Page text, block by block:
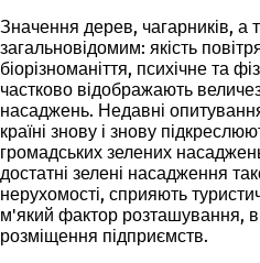
Значення дерев, чагарників, а
загальновідомим: якість
біорізноманіття, психічне та
частково відображають
насаджень. Недавні
країні знову і знову
громадських зелених
достатні зелені насадження
нерухомості, сприяють
м'який фактор розташування,
розміщення підприємств.